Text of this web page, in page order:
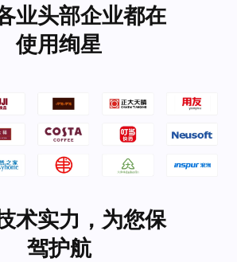
业头部企业都在
使用绚星
术实力，为您保
驾护航